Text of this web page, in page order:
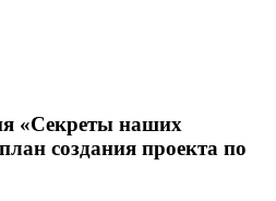
«Секреты наших
создания проекта по